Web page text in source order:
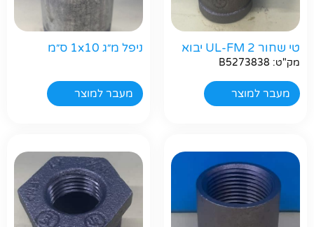
חפשו באתר
טי שחור 2 UL-FM יבוא
מק"ט: B5273838
מעבר למוצר
ניפל מ״ג 1x10 ס״מ
מעבר למוצר